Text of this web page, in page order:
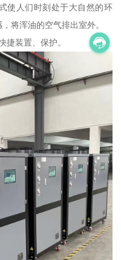
使人们时刻处于大自然的环
将浑油的空气排出室外。
捷装置、保护。